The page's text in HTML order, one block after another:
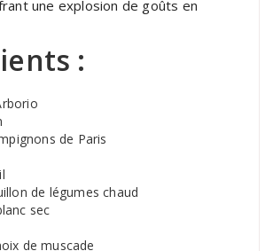
une explosion de goûts en
:
de Paris
de légumes chaud
sec
de muscade